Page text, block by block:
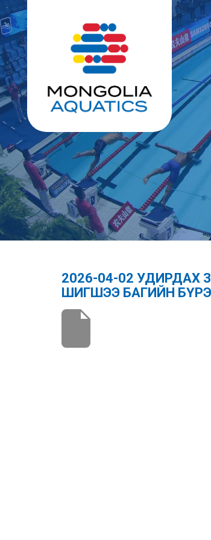
2026-04-02 УДИРДАХ
ШИГШЭЭ БАГИЙН